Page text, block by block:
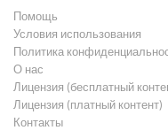
Помощь
Условия использования
Политика
О нас
Лицензия (бесплатный
Лицензия (платный контент)
Контакты